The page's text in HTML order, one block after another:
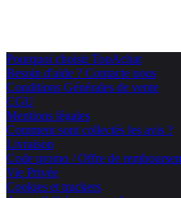
Pourquoi choisir TopAchat
Besoin d'aide ? Contacte nous
Conditions Générales de vente
CGU
Mentions légales
Comment sont collectés les avis ?
Livraison
Code promo / Offre de
Vie Privée
Cookies et trackers